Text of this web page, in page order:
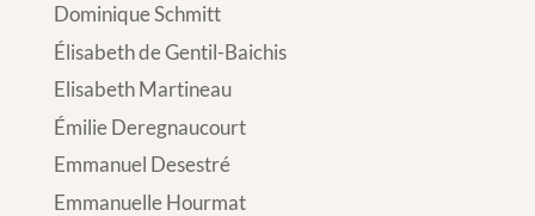
Dominique Schmitt
Élisabeth de Gentil-Baichis
Elisabeth Martineau
Émilie Deregnaucourt
Emmanuel Desestré
Emmanuelle Hourmat